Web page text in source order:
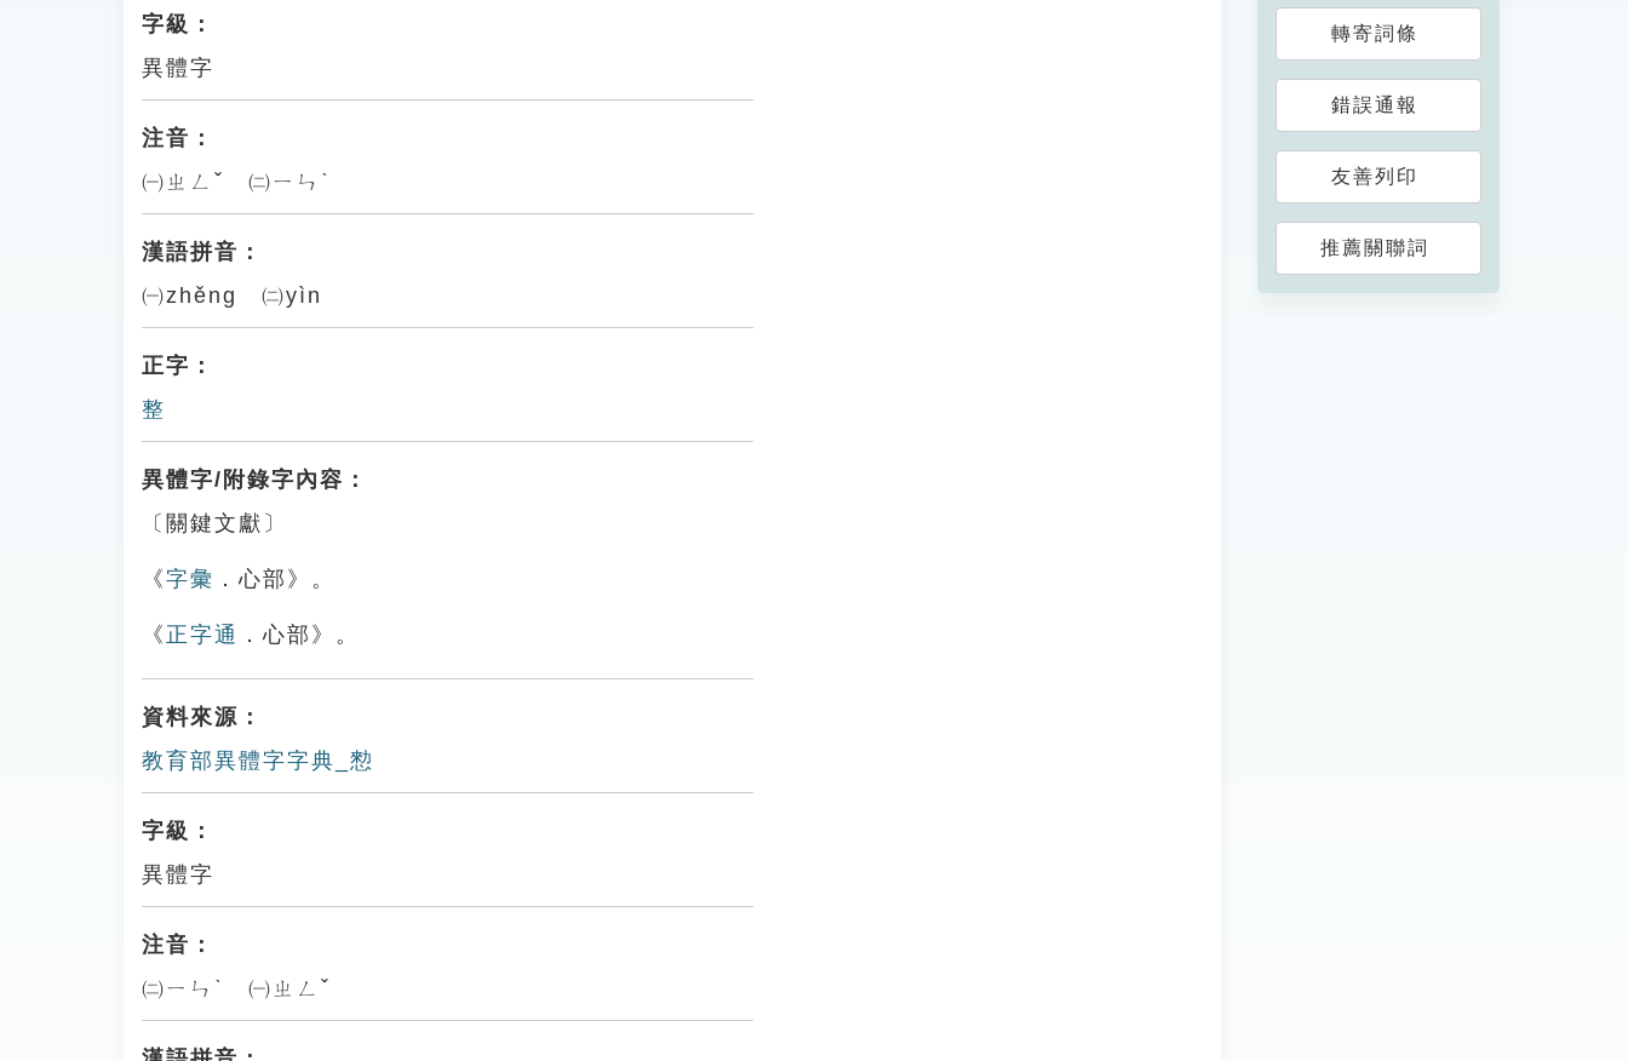
字級：
異體字
注音：
㈠ㄓㄥˇ ㈡ㄧㄣˋ
漢語拼音：
㈠zhěng ㈡yìn
正字：
整
異體字/附錄字內容：
〔關鍵文獻〕
《字彙 ．心部》。
《 正字通 ．心部》。
資料來源：
教育部異體字字典_愸
字級：
異體字
注音：
㈡ㄧㄣˋ ㈠ㄓㄥˇ
轉寄詞條
錯誤通報
友善列印
推薦關聯詞